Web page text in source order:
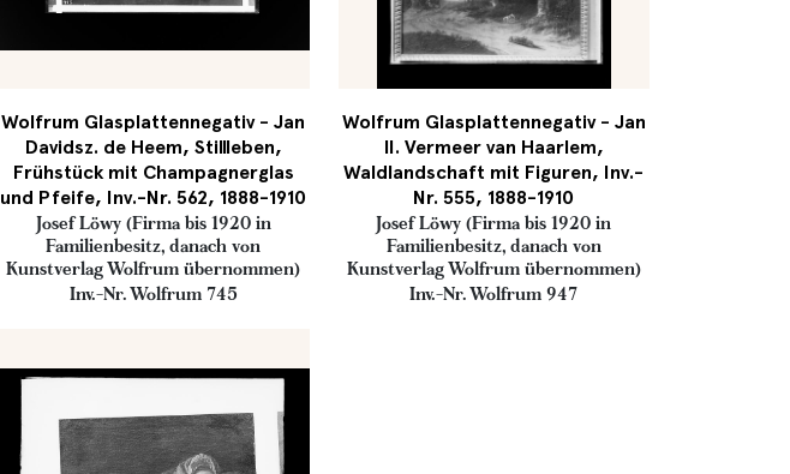
Wolfrum Glasplattennegativ - Jan
Davidsz. de Heem, Stillleben,
Frühstück mit Champagnerglas
und Pfeife, Inv.-Nr. 562, 1888-1910
Josef Löwy (Firma bis 1920 in
Familienbesitz, danach von
Kunstverlag Wolfrum übernommen)
Inv.-Nr. Wolfrum 745
Wolfrum Glasplattennegativ - Jan
II. Vermeer van Haarlem,
Waldlandschaft mit Figuren, Inv.-
Nr. 555, 1888-1910
Josef Löwy (Firma bis 1920 in
Familienbesitz, danach von
Kunstverlag Wolfrum übernommen)
Inv.-Nr. Wolfrum 947